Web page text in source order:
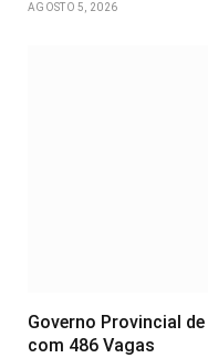
AGOSTO 5, 2026
Governo Provincial
com 486 Vagas